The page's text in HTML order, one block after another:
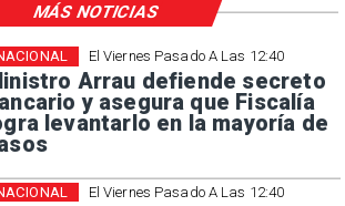
El Viernes Pasado A Las 12:40
Arrau defiende secreto
y asegura que Fiscalía
levantarlo en la mayoría de
El Viernes Pasado A Las 12:40
MÁS NOTICIAS